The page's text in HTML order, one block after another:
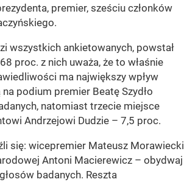
premier, sześciu członków
wszystkich ankietowanych, powstał
proc. z nich uważa, że to właśnie
ma największy wpływ
podium premier Beatę Szydło
natomiast trzecie miejsce
Andrzejowi Dudzie – 7,5 proc.
się: wicepremier Mateusz Morawiecki
Antoni Macierewicz – obydwaj
badanych. Reszta